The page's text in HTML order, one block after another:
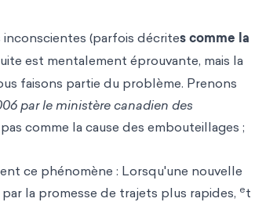
(parfois décrites comme la
est mentalement éprouvante, mais la
faisons partie du problème. Prenons
par le ministère canadien des
comme la cause des embouteillages ;
ce phénomène : Lorsqu'une nouvelle
la promesse de trajets plus rapides, et